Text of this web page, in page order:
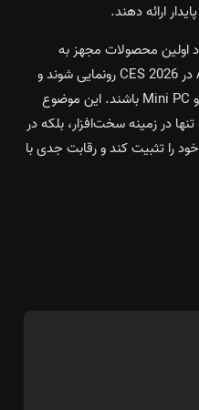
ارائه دهند.
اولین محصولات مجهز به
Snapdragon X2 Elite و Adreno X2 در CES 2026 رونمایی شوند و
شامل لپ‌تاپ‌های کلاسیک، AiO PC و Mini PC باشند. این موضوع
در زمینه سخت‌افزار، بلکه در
را تثبیت کند و رقابت جدی با